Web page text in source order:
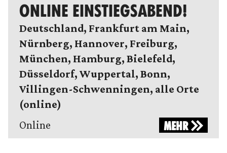
ONLINE EINSTIEGSABEND!
Deutschland, Frankfurt am Main,
Nürnberg, Hannover, Freiburg,
München, Hamburg, Bielefeld,
Düsseldorf, Wuppertal, Bonn,
Villingen-Schwenningen, alle Orte
(online)
MEHR
Online